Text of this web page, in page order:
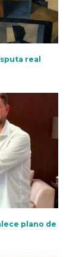
real
plano de